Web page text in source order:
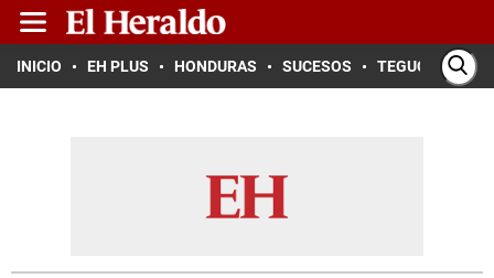
INICIO EH PLUS HONDURAS SUCESOS TEGUCIGALPA